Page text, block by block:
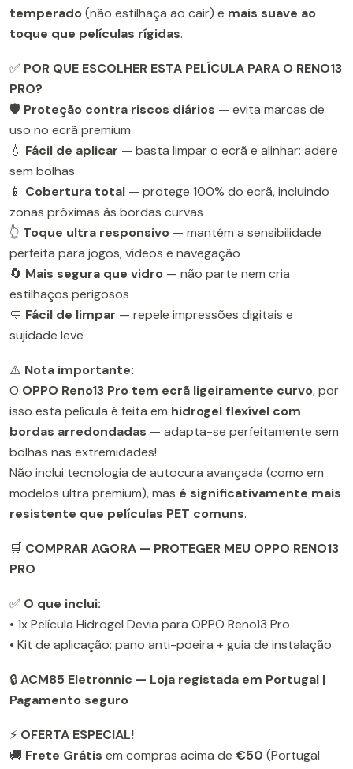
temperado(não estilhaça ao cair) e mais suave ao
toque que películas rígidas.
✅ POR QUE ESCOLHER ESTA PELÍCULA PARA O RENO13
PRO?
🛡️ Proteção contra riscos diários — evita marcas de
uso no ecrã premium
💧 Fácil de aplicar — basta limpar o ecrã e alinhar: adere
sem bolhas
📱 Cobertura total — protege 100% do ecrã, incluindo
zonas próximas às bordas curvas
👆 Toque ultra responsivo — mantém a sensibilidade
perfeita para jogos, vídeos e navegação
🔄 Mais segura que vidro — não parte nem cria
estilhaços perigosos
🧼 Fácil de limpar — repele impressões digitais e
sujidade leve
⚠️ Nota importante:
O OPPO Reno13 Pro tem ecrã ligeiramente curvo, por
isso esta película é feita em hidrogel flexível com
bordas arredondadas — adapta-se perfeitamente sem
bolhas nas extremidades!
Não inclui tecnologia de autocura avançada (como em
modelos ultra premium), mas é significativamente mais
resistente que películas PET comuns.
🛒 COMPRAR AGORA — PROTEGER MEU OPPO RENO13
PRO
✅ O que inclui:
• 1x Película Hidrogel Devia para OPPO Reno13 Pro
• Kit de aplicação: pano anti-poeira + guia de instalação
🔒ACM85 Eletronnic — Loja registada em Portugal |
Pagamento seguro
⚡ OFERTA ESPECIAL!
🚚 Frete Grátis em compras acima de €50 (Portugal